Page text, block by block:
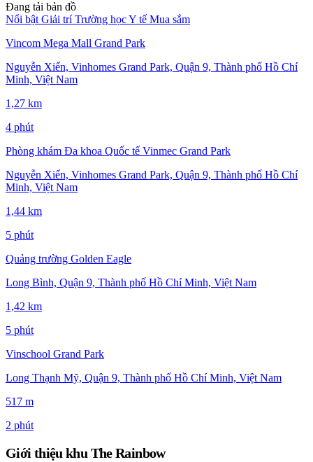
Đang tải bản đồ
Nổi bật Giải trí Trường họcY tế Mua sắm
Vincom Mega Mall Grand Park
Nguyễn Xiển, Vinhomes Grand Park, Quận 9, Thành phố Hồ Chí
Minh, Việt Nam
1,27 km
4 phút
Phòng khám Đa khoa Quốc tế Vinmec Grand Park
Nguyễn Xiển, Vinhomes Grand Park, Quận 9, Thành phố Hồ Chí
Minh, Việt Nam
1,44 km
5 phút
Quảng trường Golden Eagle
Long Bình, Quận 9, Thành phố Hồ Chí Minh, Việt Nam
1,42 km
5 phút
Vinschool Grand Park
Long Thạnh Mỹ, Quận 9, Thành phố Hồ Chí Minh, Việt Nam
517 m
2 phút
Giới thiệu khu The Rainbow